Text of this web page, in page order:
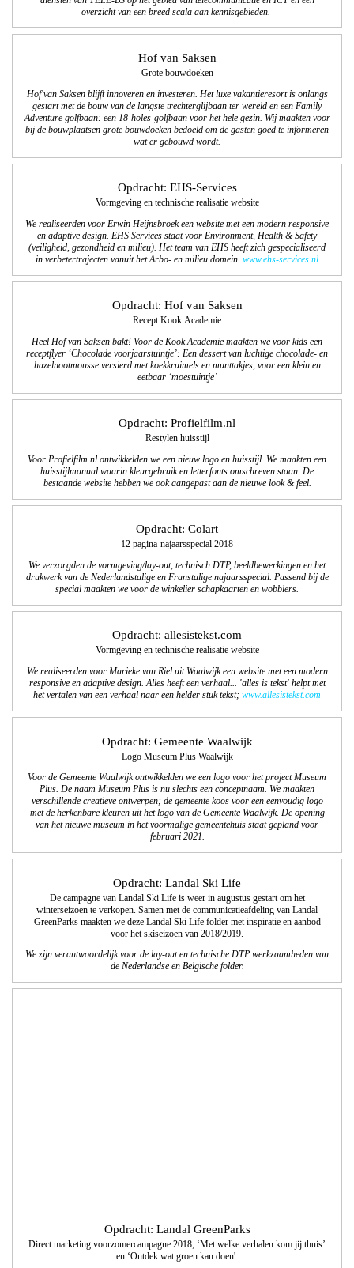
overzicht van een breed scala aan kennisgebieden.
Hof van Saksen
Grote bouwdoeken
Hof van Saksen blijft innoveren en investeren. Het luxe vakantieresort is onlangs
gestart met de bouw van de langste trechterglijbaan ter wereld en een Family
Adventure golfbaan: een 18-holes-golfbaan voor het hele gezin. Wij maakten voor
bij de bouwplaatsen grote bouwdoeken bedoeld om de gasten goed te informeren
wat er gebouwd wordt.
Opdracht: EHS-Services
Vormgeving en technische realisatie website
We realiseerden voor Erwin Heijnsbroek een website met een modern responsive
en adaptive design. EHS Services staat voor Environment, Health & Safety
(veiligheid, gezondheid en milieu). Het team van EHS heeft zich gespecialiseerd
in verbetertrajecten vanuit het Arbo- en milieu domein. www.ehs-services.nl
Opdracht: Hof van Saksen
Recept Kook Academie
Heel Hof van Saksen bakt! Voor de Kook Academie maakten we voor kids een
receptflyer ‘Chocolade voorjaarstuintje’: Een dessert van luchtige chocolade- en
hazelnootmousse versierd met koekkruimels en munttakjes, voor een klein en
eetbaar ‘moestuintje’
Opdracht: Profielfilm.nl
Restylen huisstijl
Voor Profielfilm.nl ontwikkelden we een nieuw logo en huisstijl. We maakten een
huisstijlmanual waarin kleurgebruik en letterfonts omschreven staan. De
bestaande website hebben we ook aangepast aan de nieuwe look & feel.
Opdracht: Colart
12 pagina-najaarsspecial 2018
We verzorgden de vormgeving/lay-out, technisch DTP, beeldbewerkingen en het
drukwerk van de Nederlandstalige en Franstalige najaarsspecial. Passend bij de
special maakten we voor de winkelier schapkaarten en wobblers.
Opdracht: allesistekst.com
Vormgeving en technische realisatie website
We realiseerden voor Marieke van Riel uit Waalwijk een website met een modern
responsive en adaptive design. Alles heeft een verhaal... 'alles is tekst' helpt met
het vertalen van een verhaal naar een helder stuk tekst; www.allesistekst.com
Opdracht: Gemeente Waalwijk
Logo Museum Plus Waalwijk
Voor de Gemeente Waalwijk ontwikkelden we een logo voor het project Museum
Plus. De naam Museum Plus is nu slechts een conceptnaam. We maakten
verschillende creatieve ontwerpen; de gemeente koos voor een eenvoudig logo
met de herkenbare kleuren uit het logo van de Gemeente Waalwijk. De opening
van het nieuwe museum in het voormalige gemeentehuis staat gepland voor
februari 2021.
Opdracht: Landal Ski Life
De campagne van Landal Ski Life is weer in augustus gestart om het
winterseizoen te verkopen. Samen met de communicatieafdeling van Landal
GreenParks maakten we deze Landal Ski Life folder met inspiratie en aanbod
voor het skiseizoen van 2018/2019.
We zijn verantwoordelijk voor de lay-out en technische DTP werkzaamheden van
de Nederlandse en Belgische folder.